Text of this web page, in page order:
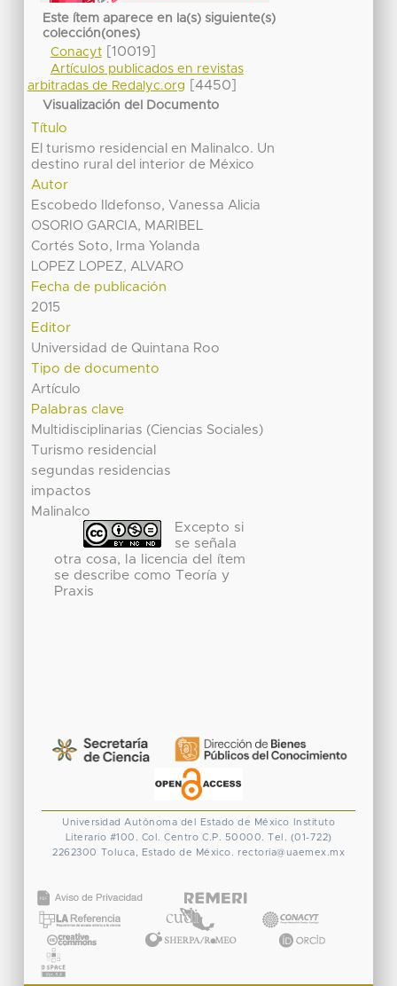
Este ítem aparece en la(s) siguiente(s)
colección(ones)
Conacyt[10019]
Artículos publicados en revistas
arbitradas de Redalyc.org
[4450]
Visualización del Documento
Título
El turismo residencial en Malinalco. Un
destino rural del interior de México
Autor
Escobedo Ildefonso, Vanessa Alicia
OSORIO GARCIA, MARIBEL
Cortés Soto, Irma Yolanda
LOPEZ LOPEZ, ALVARO
Fecha de publicación
2015
Editor
Universidad de Quintana Roo
Tipo de documento
Artículo
Palabras clave
Multidisciplinarias (Ciencias Sociales)
Turismo residencial
segundas residencias
impactos
Malinalco
Excepto si
se señala
otra cosa, la licencia del ítem
se describe como Teoría y
Praxis
Universidad Autónoma del Estado de México
Instituto
Literario #100. Col. Centro C.P. 50000. Tel. (01-722)
2262300
Toluca, Estado de México. rectoria@uaemex.mx